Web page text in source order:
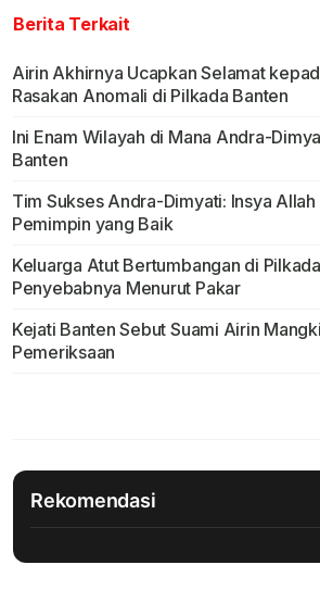
Berita Terkait
Airin Akhirnya Ucapkan Selamat
Rasakan Anomali di Pilkada Banten
Ini Enam Wilayah di Mana Andra-
Banten
Tim Sukses Andra-Dimyati: Insya Allah
Pemimpin yang Baik
Keluarga Atut Bertumbangan di
Penyebabnya Menurut Pakar
Kejati Banten Sebut Suami Airin
Pemeriksaan
Rekomendasi